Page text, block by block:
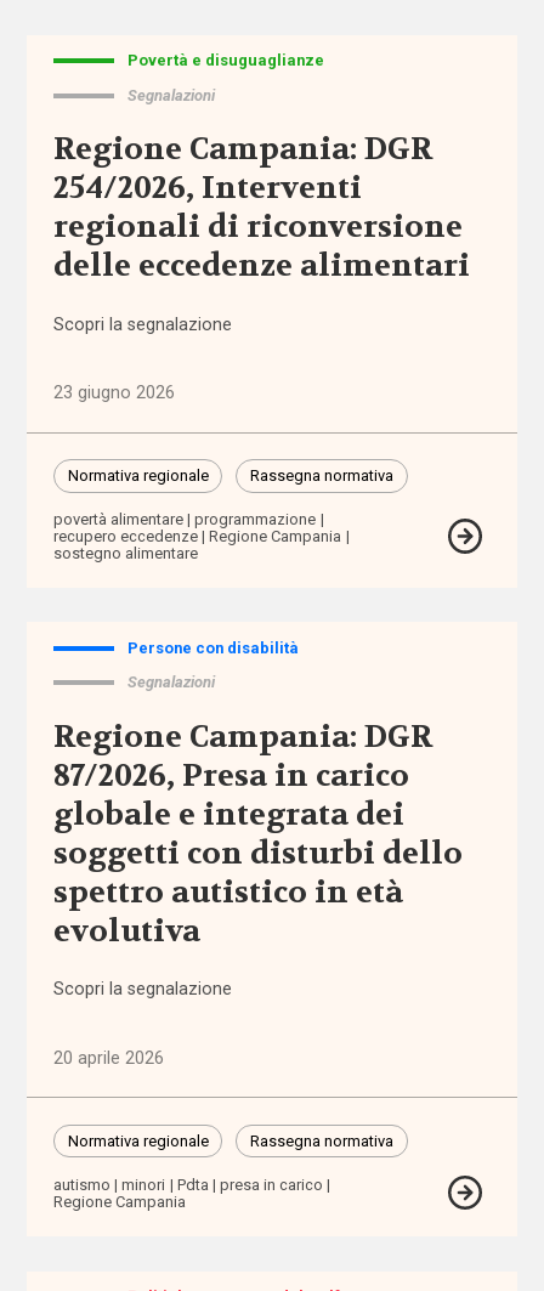
accreditamento
Acli
Acri
ADI
adolescenti
adozione
internazionale
affido
AgID
agricoltura
sociale
Alleanza
Alleanza
per
l'infanzia
allontanamento
Povertà e disuguaglianze
Segnalazioni
Regione Campania: DGR
254/2026, Interventi
regionali di riconversione
delle eccedenze alimentari
Scopri la segnalazione
23 giugno 2026
Normativa regionale Rassegna normativa
povertà alimentare
programmazione
recupero eccedenze
Regione Campania
sostegno alimentare
Persone con disabilità
Segnalazioni
Regione Campania: DGR
87/2026, Presa in carico
globale e integrata dei
soggetti con disturbi dello
spettro autistico in età
evolutiva
Scopri la segnalazione
20 aprile 2026
Normativa regionale Rassegna normativa
autismo minori Pdta
presa in carico
Regione Campania